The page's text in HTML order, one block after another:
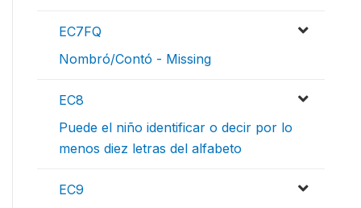
EC7FQ
Nombró/Contó - Missing
EC8
Puede el niño identificar o decir por lo
menos diez letras del alfabeto
EC9